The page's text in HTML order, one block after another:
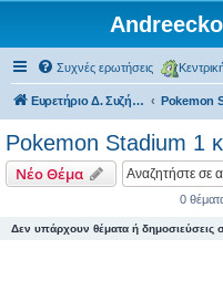
Συχνές ερωτήσεις
Ευρετήριο Δ. Συζήτησης
Pokemon Stadium 1
Νέο Θέμα
0
Δεν υπάρχουν θέματα ή δημοσιεύσεις